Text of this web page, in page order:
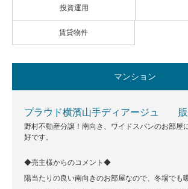
投資運用
賃貸物件
マンション
プラウド横濱山手ディアージュ 販
野村不動産分譲！南向き、ワイドスパンのお部屋
好です。
◆売主様からのコメント◆
陽当たりの良い南向きのお部屋なので、冬場でも